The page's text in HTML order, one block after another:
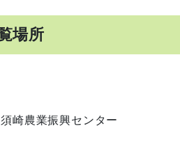
場所
崎農業振興センター